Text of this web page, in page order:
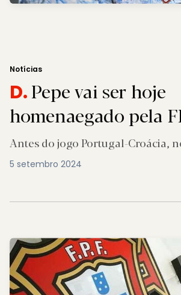
Notícias
D.Pepe vai ser hoje
homenaegado pela
Antes do jogo Portugal-Croácia,
5 setembro 2024